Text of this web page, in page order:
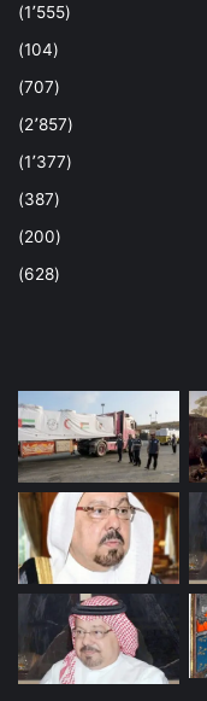
(1٬555)
(104)
(707)
(2٬857)
(1٬377)
(387)
(200)
(628)